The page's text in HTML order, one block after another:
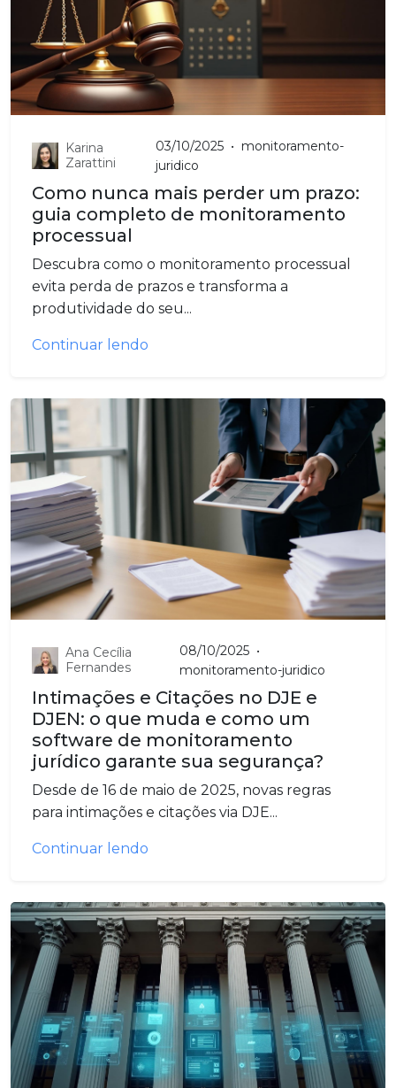
Karina
Zarattini
03/10/2025 • monitoramento-
juridico
Como nunca mais perder um prazo:
guia completo de monitoramento
processual
Descubra como o monitoramento processual
evita perda de prazos e transforma a
produtividade do seu...
Continuar lendo
Ana Cecília
Fernandes
08/10/2025 •
monitoramento-juridico
Intimações e Citações no DJE e
DJEN: o que muda e como um
software de monitoramento
jurídico garante sua segurança?
Desde de 16 de maio de 2025, novas regras
para intimações e citações via DJE...
Continuar lendo